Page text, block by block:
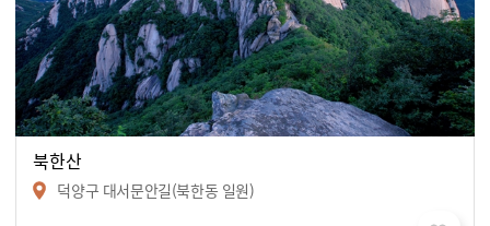
북한산
덕양구 대서문안길(북한동 일원)